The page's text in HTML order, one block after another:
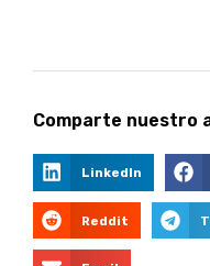
Comparte nuestro
LinkedIn
Reddit